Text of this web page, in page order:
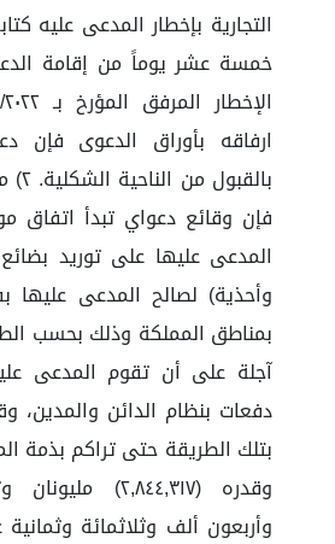
التجارية بإخطار المدعى عليه
خمسة عشر يوماً من إقامة
ارفاقه بأوراق الدعوى فإن
فإن وقائع دعواي تبدأ اتفاق
المدعى عليها على توريد
وأحذية) لصالح المدعى عليها
بمناطق المملكة وذلك بحسب
آجلة على أن تقوم المدعى
دفعات بنظام الدائن والمدين،
بتلك الطريقة حتى تراكم بذمة
وقدره (٢,٨٤٤,٣١٧)
وأربعون ألف وثلاثمائة